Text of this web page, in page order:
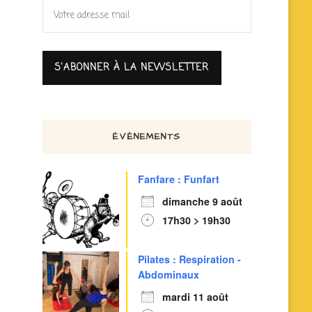
ÉVÈNEMENTS
Fanfare : Funfart
dimanche 9 août
17h30 > 19h30
Pilates : Respiration -
Abdominaux
mardi 11 août